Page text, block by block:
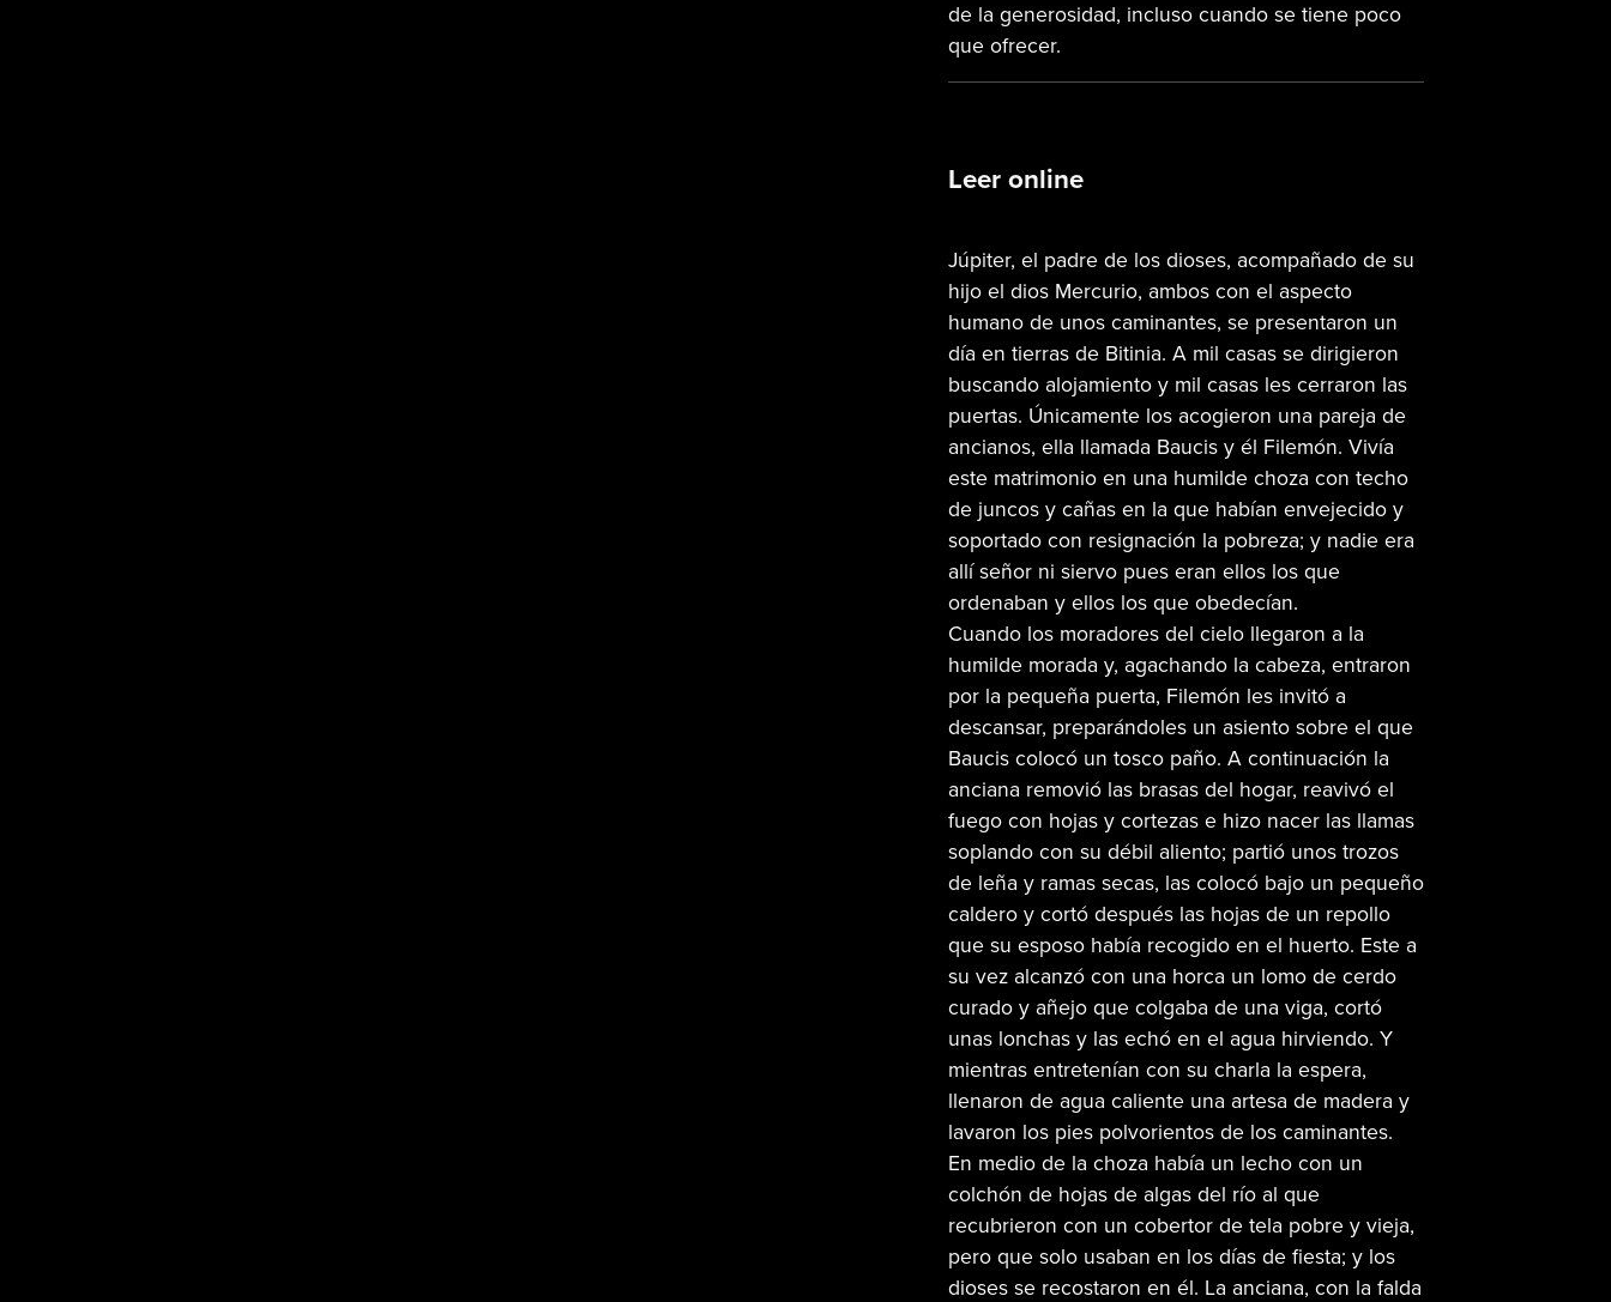
de la generosidad, incluso cuando se tiene poco
que ofrecer.
Leer online
Júpiter, el padre de los dioses, acompañado de su
hijo el dios Mercurio, ambos con el aspecto
humano de unos caminantes, se presentaron un
día en tierras de Bitinia. A mil casas se dirigieron
buscando alojamiento y mil casas les cerraron las
puertas. Únicamente los acogieron una pareja de
ancianos, ella llamada Baucis y él Filemón. Vivía
este matrimonio en una humilde choza con techo
de juncos y cañas en la que habían envejecido y
soportado con resignación la pobreza; y nadie era
allí señor ni siervo pues eran ellos los que
ordenaban y ellos los que obedecían.
Cuando los moradores del cielo llegaron a la
humilde morada y, agachando la cabeza, entraron
por la pequeña puerta, Filemón les invitó a
descansar, preparándoles un asiento sobre el que
Baucis colocó un tosco paño. A continuación la
anciana removió las brasas del hogar, reavivó el
fuego con hojas y cortezas e hizo nacer las llamas
soplando con su débil aliento; partió unos trozos
de leña y ramas secas, las colocó bajo un pequeño
caldero y cortó después las hojas de un repollo
que su esposo había recogido en el huerto. Este a
su vez alcanzó con una horca un lomo de cerdo
curado y añejo que colgaba de una viga, cortó
unas lonchas y las echó en el agua hirviendo. Y
mientras entretenían con su charla la espera,
llenaron de agua caliente una artesa de madera y
lavaron los pies polvorientos de los caminantes.
En medio de la choza había un lecho con un
colchón de hojas de algas del río al que
recubrieron con un cobertor de tela pobre y vieja,
pero que solo usaban en los días de fiesta; y los
dioses se recostaron en él. La anciana, con la falda